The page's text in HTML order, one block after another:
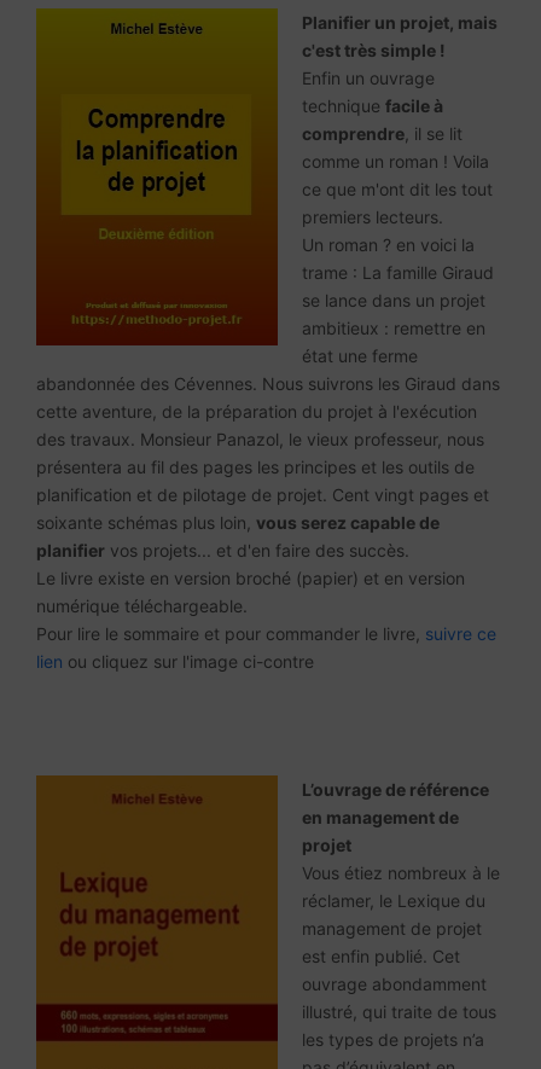
Planifier un projet, mais
c'est très simple !
Enfin un ouvrage
technique facile à
comprendre , il se lit
comme un roman ! Voila
ce que m'ont dit les tout
premiers lecteurs.
Un roman ? en voici la
trame : La famille Giraud
se lance dans un projet
ambitieux : remettre en
état une ferme
abandonnée des Cévennes. Nous suivrons les Giraud dans
cette aventure, de la préparation du projet à l'exécution
des travaux. Monsieur Panazol, le vieux professeur, nous
présentera au fil des pages les principes et les outils de
planification et de pilotage de projet. Cent vingt pages et
soixante schémas plus loin, vous serez capable de
planifier vos projets... et d'en faire des succès.
Le livre existe en version broché (papier) et en version
numérique téléchargeable.
Pour lire le sommaire et pour commander le livre, suivre ce
lien ou cliquez sur l'image ci-contre
L’ouvrage de référence
en management de
projet
Vous étiez nombreux à le
réclamer, le Lexique du
management de projet
est enfin publié. Cet
ouvrage abondamment
illustré, qui traite de tous
les types de projets n’a